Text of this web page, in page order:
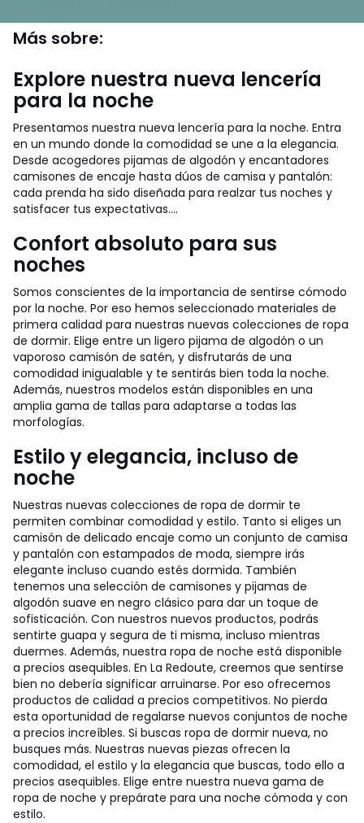
Más sobre:
Explore nuestra nueva lencería
para la noche
Presentamos nuestra nueva lencería para la noche. Entra
en un mundo donde la comodidad se une a la elegancia.
Desde acogedores pijamas de algodón y encantadores
camisones de encaje hasta dúos de camisa y pantalón:
cada prenda ha sido diseñada para realzar tus noches y
satisfacer tus expectativas....
Confort absoluto para sus
noches
Somos conscientes de la importancia de sentirse cómodo
por la noche. Por eso hemos seleccionado materiales de
primera calidad para nuestras nuevas colecciones de ropa
de dormir. Elige entre un ligero pijama de algodón o un
vaporoso camisón de satén, y disfrutarás de una
comodidad inigualable y te sentirás bien toda la noche.
Además, nuestros modelos están disponibles en una
amplia gama de tallas para adaptarse a todas las
morfologías.
Estilo y elegancia, incluso de
noche
Nuestras nuevas colecciones de ropa de dormir te
permiten combinar comodidad y estilo. Tanto si eliges un
camisón de delicado encaje como un conjunto de camisa
y pantalón con estampados de moda, siempre irás
elegante incluso cuando estés dormida. También
tenemos una selección de camisones y pijamas de
algodón suave en negro clásico para dar un toque de
sofisticación. Con nuestros nuevos productos, podrás
sentirte guapa y segura de ti misma, incluso mientras
duermes. Además, nuestra ropa de noche está disponible
a precios asequibles. En La Redoute, creemos que sentirse
bien no debería significar arruinarse. Por eso ofrecemos
productos de calidad a precios competitivos. No pierda
esta oportunidad de regalarse nuevos conjuntos de noche
a precios increíbles. Si buscas ropa de dormir nueva, no
busques más. Nuestras nuevas piezas ofrecen la
comodidad, el estilo y la elegancia que buscas, todo ello a
precios asequibles. Elige entre nuestra nueva gama de
ropa de noche y prepárate para una noche cómoda y con
estilo.